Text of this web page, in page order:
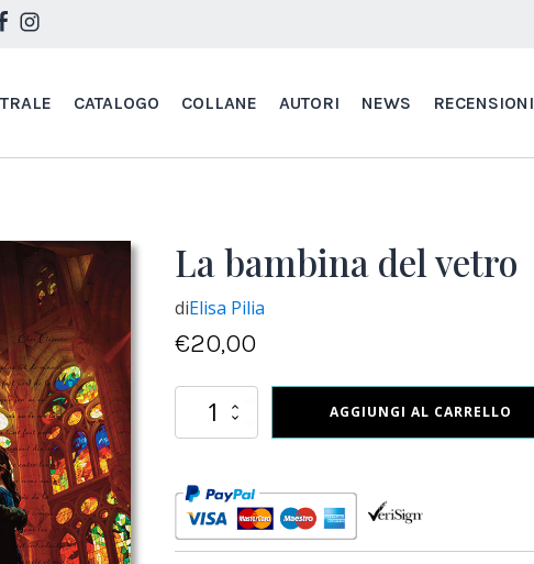
CATALOGO COLLANE AUTORI NEWS RECENSIONI
La bambina del vetro
diElisa Pilia
€20,00
bambina
quantità
AGGIUNGI AL CARRELLO